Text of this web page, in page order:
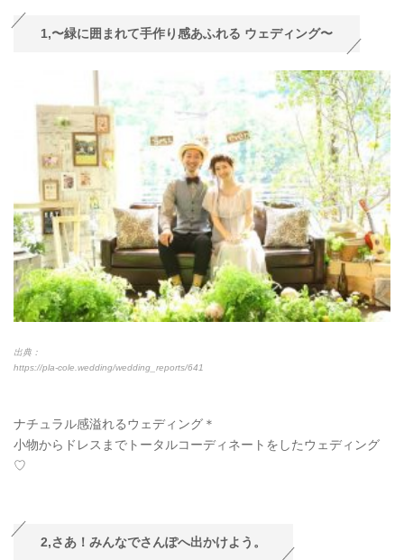
1,〜緑に囲まれて手作り感あふれる ウェディング〜
出典：
https://pla-cole.wedding/wedding_reports/641
ナチュラル感溢れるウェディング＊
小物からドレスまでトータルコーディネートをしたウェディング
♡
2,さあ！みんなでさんぽへ出かけよう。